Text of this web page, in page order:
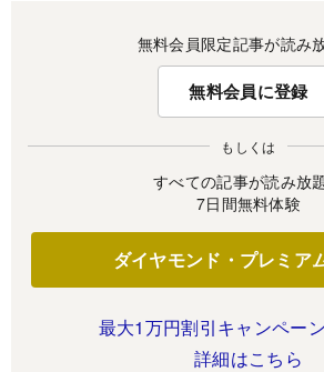
無料会員限定記事が読み
無料会員に登録
もしくは
すべての記事が読み放
7日間無料体験
ダイヤモンド・プレミア
最大1万円割引キャンペー
詳細はこちら